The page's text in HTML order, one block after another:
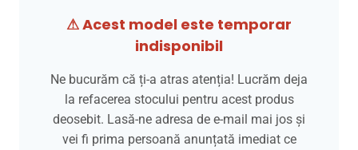
⚠ Acest model este temporar
indisponibil
Ne bucurăm că ți-a atras atenția! Lucrăm deja
la refacerea stocului pentru acest produs
deosebit. Lasă-ne adresa de e-mail mai jos și
vei fi prima persoană anunțată imediat ce